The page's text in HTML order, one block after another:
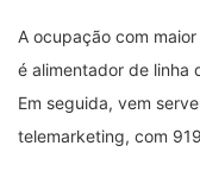
A ocupação com
é alimentador de linha
Em seguida, vem
telemarketing, com